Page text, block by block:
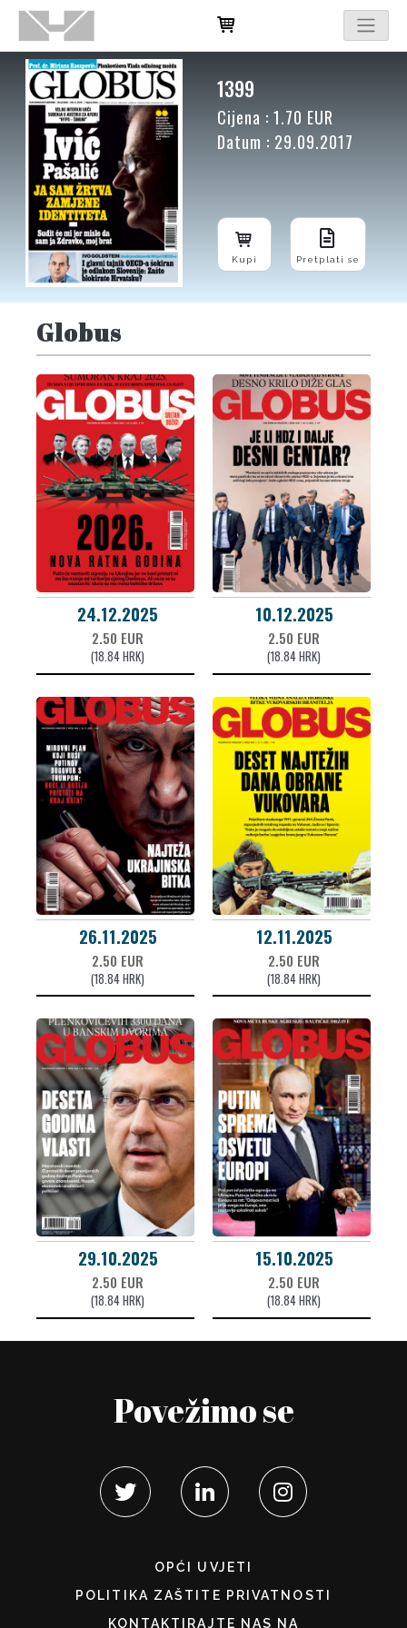
1399
Cijena : 1.70 EUR
Datum : 29.09.2017
Kupi Pretplati se
Globus
24.12.2025
2.50 EUR
(18.84 HRK)
10.12.2025
2.50 EUR
(18.84 HRK)
26.11.2025
2.50 EUR
(18.84 HRK)
12.11.2025
2.50 EUR
(18.84 HRK)
29.10.2025
2.50 EUR
(18.84 HRK)
15.10.2025
2.50 EUR
(18.84 HRK)
Povežimo se
OPĆI UVJETI
POLITIKA ZAŠTITE PRIVATNOSTI
KONTAKTIRAJTE NAS NA